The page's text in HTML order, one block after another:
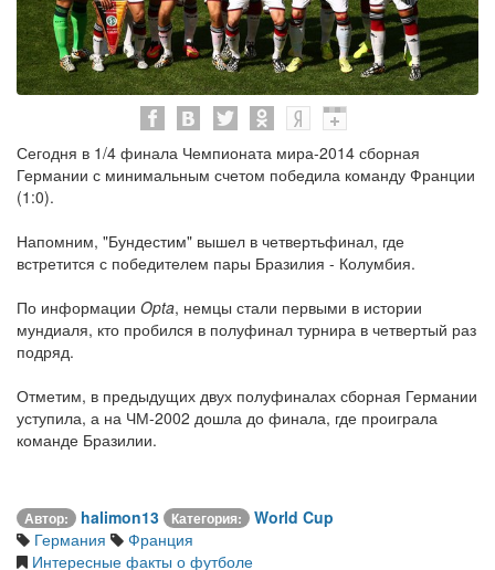
Сегодня в 1/4 финала Чемпионата мира-2014 сборная
Германии с минимальным счетом победила команду Франции
(1:0).
Напомним, "Бундестим" вышел в четвертьфинал, где
встретится с победителем пары Бразилия - Колумбия.
По информации Opta, немцы стали первыми в истории
мундиаля, кто пробился в полуфинал турнира в четвертый раз
подряд.
Отметим, в предыдущих двух полуфиналах сборная Германии
уступила, а на ЧМ-2002 дошла до финала, где проиграла
команде Бразилии.
Автор: halimon13 Категория:
World Cup
Германия
Франция
Интересные факты о футболе